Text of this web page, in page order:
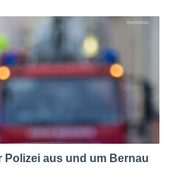
Polizei aus und um Bernau